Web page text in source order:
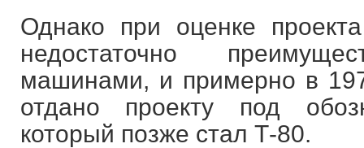
Однако при оценке
недостаточно
машинами, и примерно в
отдано проекту под
который позже стал Т-80.